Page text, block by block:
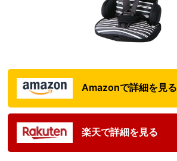
Amazonで詳細を見る
楽天で詳細を見る